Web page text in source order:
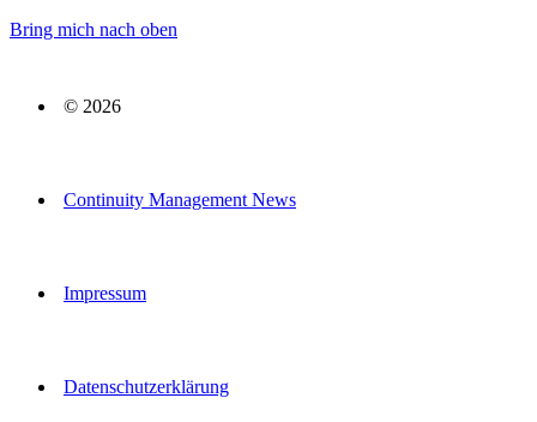
Bring mich nach oben
© 2026
Continuity Management News
Impressum
Datenschutzerklärung